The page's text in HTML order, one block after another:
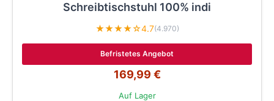
Schreibtischstuhl 100% indi
★★★★☆4.7(4.970)
Befristetes Angebot
169,99 €
Auf Lager